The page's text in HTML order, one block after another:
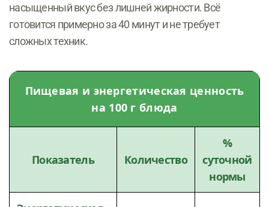
насыщенный вкус без лишней жирности. Всё
готовится примерно за 40 минут и не требует
сложных техник.
Пищевая и энергетическая ценность
на 100 г блюда
Показатель Количество
%
суточной
нормы